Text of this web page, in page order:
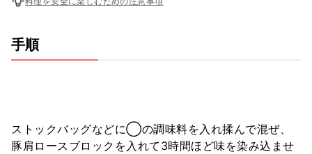
手順
ストックバッグなどに◯の調味料を入れ揉んで混ぜ、
豚肩ロースブロックを入れて3時間ほど味を染み込ませ